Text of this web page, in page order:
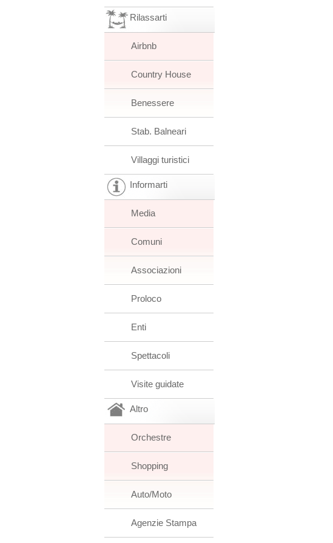
Rilassarti
Airbnb
Country House
Benessere
Stab. Balneari
Villaggi turistici
Informarti
Media
Comuni
Associazioni
Proloco
Enti
Spettacoli
Visite guidate
Altro
Orchestre
Shopping
Auto/Moto
Agenzie Stampa